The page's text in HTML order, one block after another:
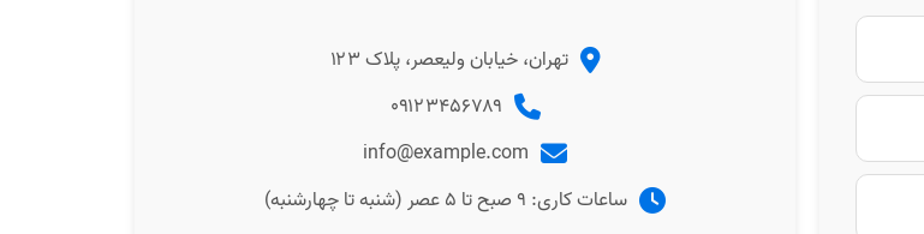
تهران، خیابان ولیعصر، پلاک ۱۲۳
۰۹۱۲۳۴۵۶۷۸۹
info@example.com
ساعات کاری: ۹ صبح تا ۵ عصر (شنبه تا چهارشنبه)